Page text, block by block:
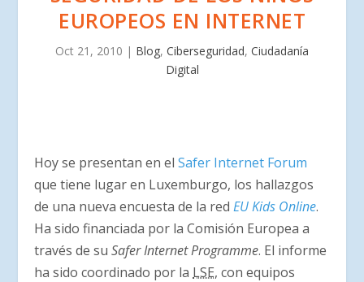
EUROPEOS EN INTERNET
Oct 21, 2010 | Blog, Ciberseguridad, Ciudadanía
Digital
Hoy se presentan en elSafer Internet Forum
que tiene lugar en Luxemburgo, los hallazgos
de una nueva encuesta de la redEU Kids Online.
Ha sido financiada por la Comisión Europea a
través de suSafer Internet Programme. El informe
ha sido coordinado por la LSE, con equipos